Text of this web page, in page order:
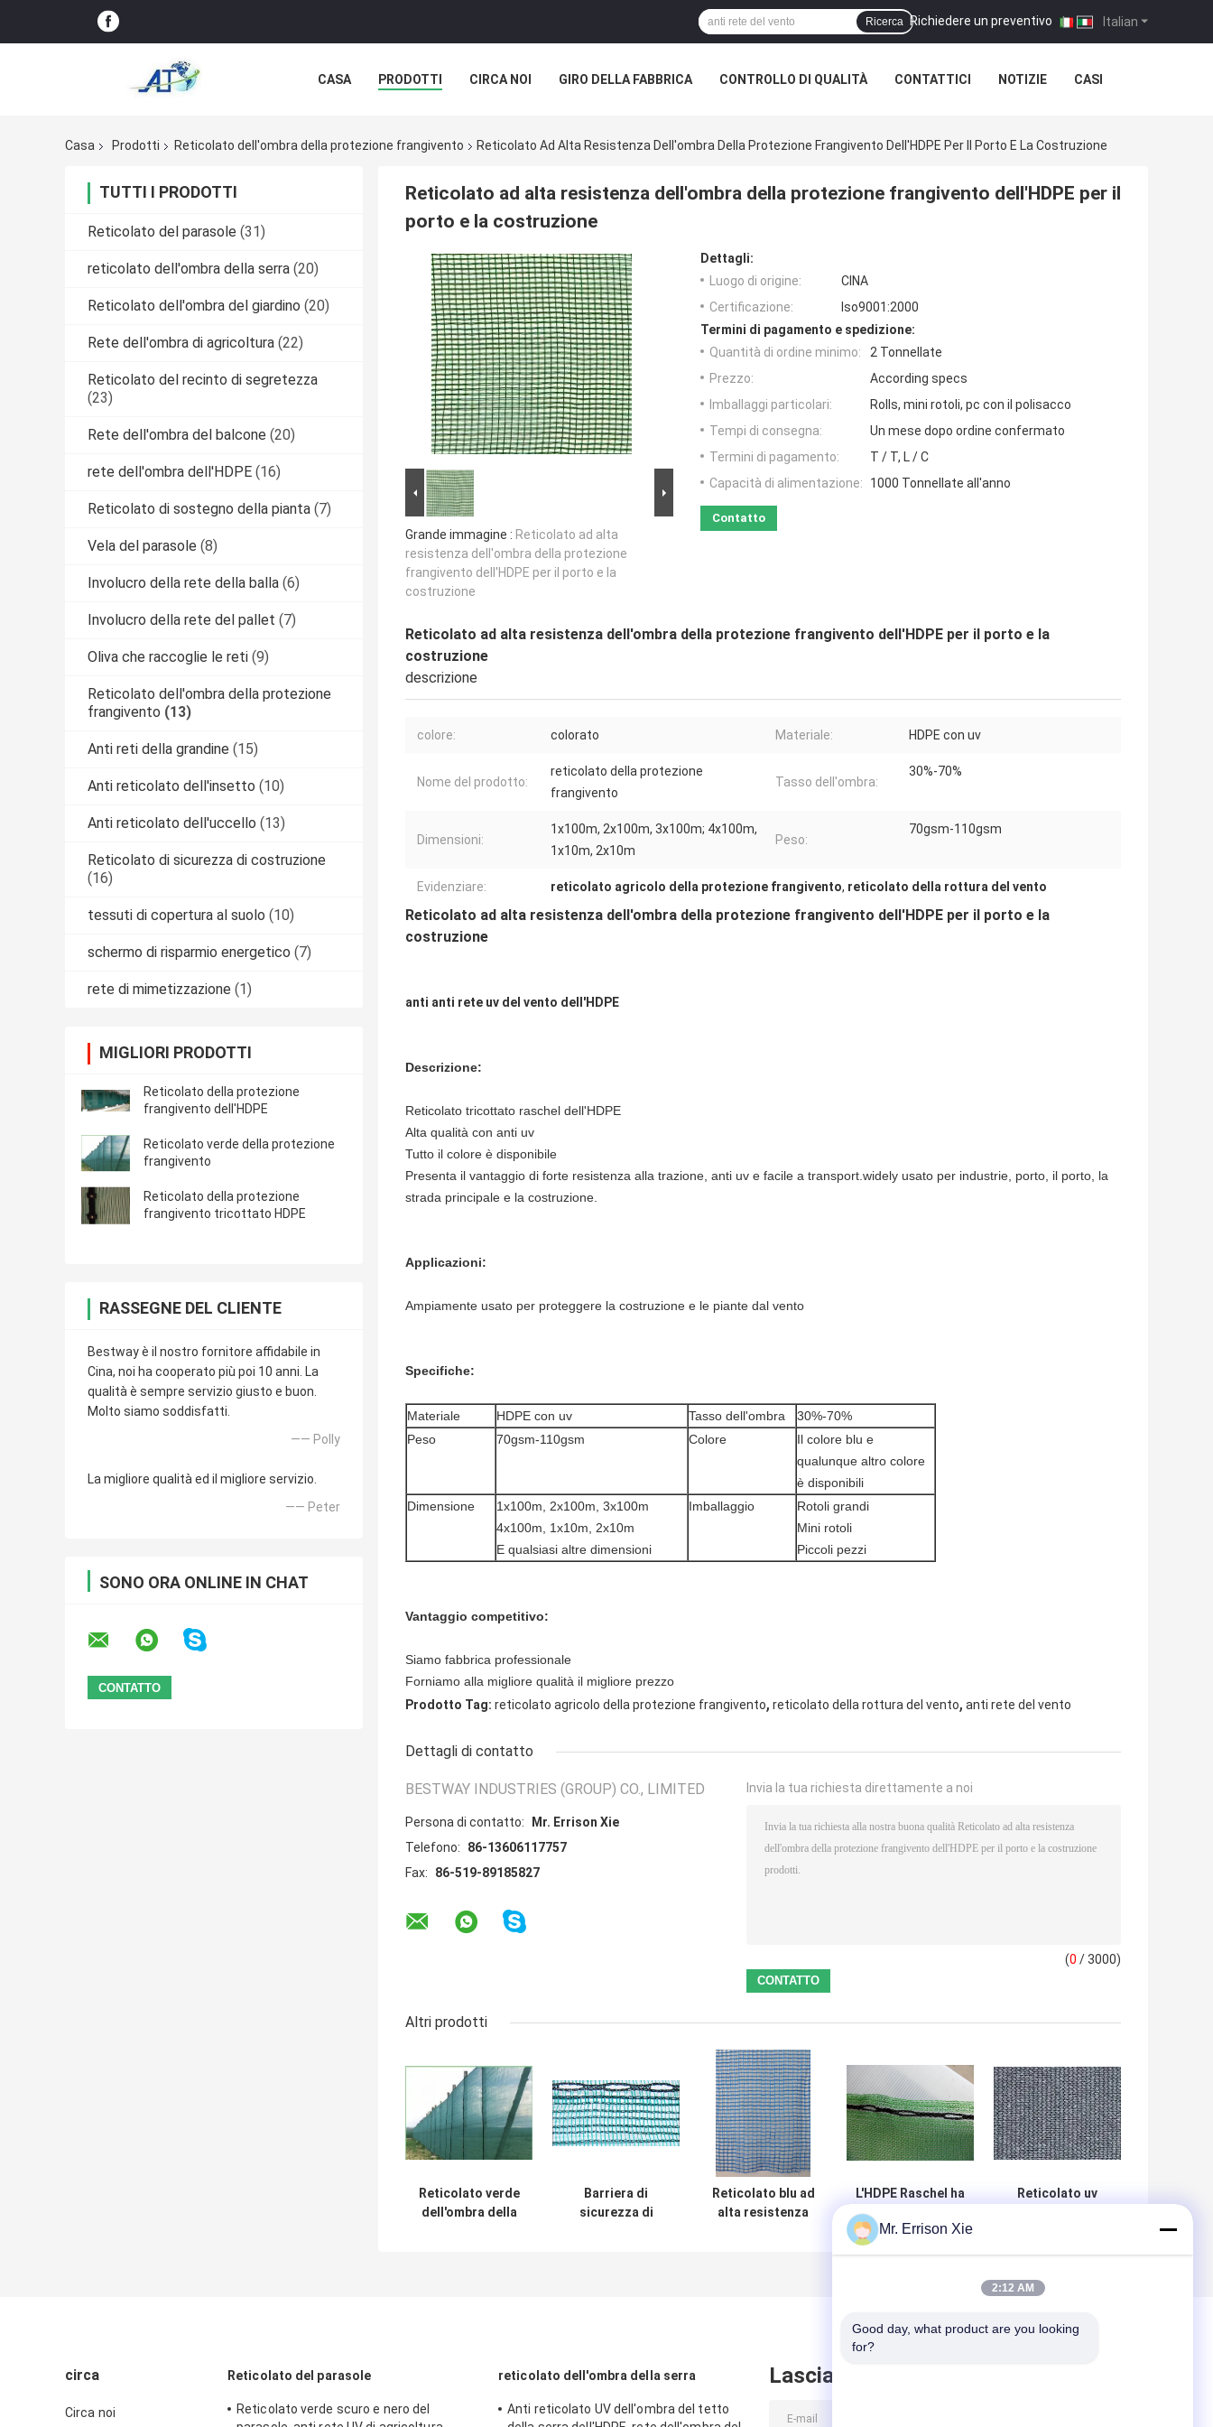
Italian
Richiedere un preventivo |
Ricerca
CASA PRODOTTI CIRCA NOI GIRO DELLA FABBRICA CONTROLLO DI QUALITÀ CONTATTICI NOTIZIE CASI
Casa Prodotti Reticolato dell'ombra della protezione frangivento Reticolato Ad Alta Resistenza Dell'ombra Della Protezione Frangivento Dell'HDPE Per Il Porto E La Costruzione
TUTTI I PRODOTTI
Reticolato del parasole (31)
reticolato dell'ombra della serra (20)
Reticolato dell'ombra del giardino (20)
Rete dell'ombra di agricoltura (22)
Reticolato del recinto di segretezza
(23)
Rete dell'ombra del balcone (20)
rete dell'ombra dell'HDPE (16)
Reticolato di sostegno della pianta (7)
Vela del parasole (8)
Involucro della rete della balla (6)
Involucro della rete del pallet (7)
Oliva che raccoglie le reti (9)
Reticolato dell'ombra della protezione
frangivento (13)
Anti reti della grandine (15)
Anti reticolato dell'insetto (10)
Anti reticolato dell'uccello (13)
Reticolato di sicurezza di costruzione
(16)
tessuti di copertura al suolo (10)
schermo di risparmio energetico (7)
rete di mimetizzazione (1)
MIGLIORI PRODOTTI
Reticolato della protezione
frangivento dell'HDPE
Reticolato verde della protezione
frangivento
Reticolato della protezione
frangivento tricottato HDPE
RASSEGNE DEL CLIENTE
Bestway è il nostro fornitore affidabile in
Cina, noi ha cooperato più poi 10 anni. La
qualità è sempre servizio giusto e buon.
Molto siamo soddisfatti.
—— Polly
La migliore qualità ed il migliore servizio.
—— Peter
SONO ORA ONLINE IN CHAT
Reticolato ad alta resistenza dell'ombra della protezione frangivento dell'HDPE per il
porto e la costruzione
Grande immagine : Reticolato ad alta
resistenza dell'ombra della protezione
frangivento dell'HDPE per il porto e la
costruzione
Dettagli:
Luogo di origine:
CINA
Certificazione:
Iso9001:2000
Termini di pagamento e spedizione:
Quantità di ordine minimo:
2 Tonnellate
Prezzo:
According specs
Imballaggi particolari:
Rolls, mini rotoli, pc con il polisacco
Tempi di consegna:
Un mese dopo ordine confermato
Termini di pagamento:
T / T, L / C
Capacità di alimentazione:
1000 Tonnellate all'anno
Contatto
Reticolato ad alta resistenza dell'ombra della protezione frangivento dell'HDPE per il porto e la
costruzione
descrizione
colore: colorato Materiale: HDPE con uv
Nome del prodotto:
reticolato della protezione
frangivento
Tasso dell'ombra:
30%-70%
Dimensioni:
1x100m, 2x100m, 3x100m; 4x100m,
1x10m, 2x10m
Peso:
70gsm-110gsm
Evidenziare: reticolato agricolo della protezione frangivento, reticolato della rottura del vento
Reticolato ad alta resistenza dell'ombra della protezione frangivento dell'HDPE per il porto e la
costruzione
anti anti rete uv del vento dell'HDPE
Descrizione:
Reticolato tricottato raschel dell'HDPE
Alta qualità con anti uv
Tutto il colore è disponibile
Presenta il vantaggio di forte resistenza alla trazione, anti uv e facile a transport.widely usato per industrie, porto, il porto, la
strada principale e la costruzione.
Applicazioni:
Ampiamente usato per proteggere la costruzione e le piante dal vento
Specifiche:
Materiale HDPE con uv Tasso dell'ombra
30%-70%
Peso
70gsm-110gsm Colore
Il colore blu e
qualunque altro colore
è disponibili
Dimensione
1x100m, 2x100m, 3x100m
4x100m, 1x10m, 2x10m
E qualsiasi altre dimensioni
Imballaggio
Rotoli grandi
Mini rotoli
Piccoli pezzi
Vantaggio competitivo:
Siamo fabbrica professionale
Forniamo alla migliore qualità il migliore prezzo
Prodotto Tag: reticolato agricolo della protezione frangivento, reticolato della rottura del vento, anti rete del vento
Dettagli di contatto
BESTWAY INDUSTRIES (GROUP) CO., LIMITED
Persona di contatto:
Mr. Errison Xie
Telefono:
86-13606117757
Fax:
86-519-89185827
Invia la tua richiesta direttamente a noi
(0 / 3000)
Altri prodotti
Reticolato verde
dell'ombra della
Barriera di
sicurezza di
Reticolato blu ad
alta resistenza
L'HDPE Raschel ha
tricottato la rete
della protezione
frangivento/anti
Reticolato uv
per proteggere
piante
circa
Circa noi
Reticolato del parasole
Reticolato verde scuro e nero del
reticolato dell'ombra della serra
Anti reticolato UV dell'ombra del tetto
Lasciare messaggio
Mr. Errison Xie
2:12 AM
Good day, what product are you looking
for?